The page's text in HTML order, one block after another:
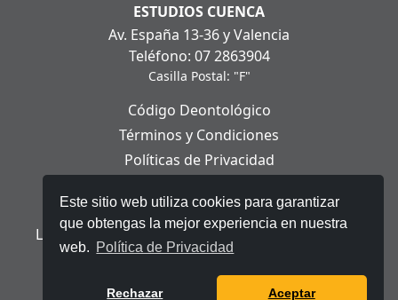
Este sitio web utiliza cookies para garantizar
que obtengas la mejor experiencia en nuestra
web. Política de Privacidad
Rechazar Aceptar
ESTUDIOS CUENCA
Av. España 13-36 y Valencia
Teléfono: 07 2863904
Casilla Postal: "F"
Código Deontológico
Términos y Condiciones
Políticas de Privacidad
Aviso Legal
Ley Orgánica de Protección de Datos Personales
© 2025 Telerama - Todos los derechos reservados.